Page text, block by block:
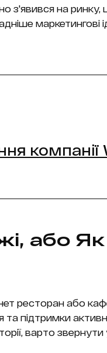
з'явився на
маркетингові
або Як
ресторан або
підтримки
варто звернути